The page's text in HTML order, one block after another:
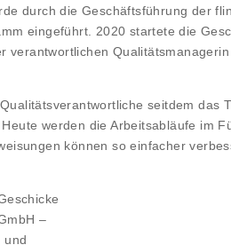
durch die Geschäftsführung der
eingeführt. 2020 startete die
verantwortlichen
seitdem das
werden die Arbeitsabläufe im
können so einfacher
–
und